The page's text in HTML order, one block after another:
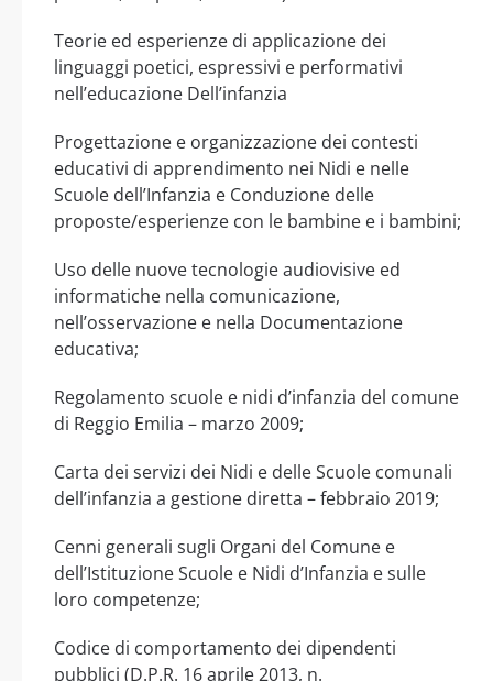
Teorie ed esperienze di applicazione dei
linguaggi poetici, espressivi e performativi
nell’educazione Dell’infanzia
Progettazione e organizzazione dei contesti
educativi di apprendimento nei Nidi e nelle
Scuole dell’Infanzia e Conduzione delle
proposte/esperienze con le bambine e i bambini;
Uso delle nuove tecnologie audiovisive ed
informatiche nella comunicazione,
nell’osservazione e nella Documentazione
educativa;
Regolamento scuole e nidi d’infanzia del comune
di Reggio Emilia – marzo 2009;
Carta dei servizi dei Nidi e delle Scuole comunali
dell’infanzia a gestione diretta – febbraio 2019;
Cenni generali sugli Organi del Comune e
dell’Istituzione Scuole e Nidi d’Infanzia e sulle
loro competenze;
Codice di comportamento dei dipendenti
pubblici (D.P.R. 16 aprile 2013, n.